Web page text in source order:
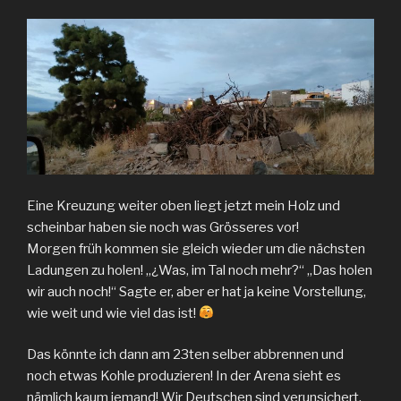
Eine Kreuzung weiter oben liegt jetzt mein Holz und
scheinbar haben sie noch was Grösseres vor!
Morgen früh kommen sie gleich wieder um die nächsten
Ladungen zu holen! „¿Was, im Tal noch mehr?“ „Das holen
wir auch noch!“ Sagte er, aber er hat ja keine Vorstellung,
wie weit und wie viel das ist!
Das könnte ich dann am 23ten selber abbrennen und
noch etwas Kohle produzieren! In der Arena sieht es
nämlich kaum jemand! Wir Deutschen sind verunsichert,